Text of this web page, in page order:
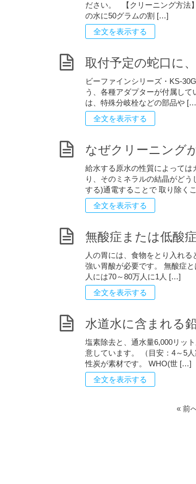
ださい。 【クリーニング方法
の水に50グラムの割 […]
全文を表示する
取付予定の蛇口に
ビーファインシリーズ・KS-
う、各種アダプターが付属し
は、特殊分岐栓などの部品や
全文を表示する
なぜクリーニング
給水する原水の性質によって
り、そのミネラルの結晶がど
する)通電することで 取り除く
全文を表示する
無酸症または低酸
人の胃には、食物をとり入れ
強い胃酸が必要です。 無酸症
人には70～80万人に1人 […]
全文を表示する
水道水に含まれる
塩素除去と、通水量6,000リッ
意しています。 （目安：4～5
性炭が素材です。 WHO(世 […]
全文を表示する
« 前